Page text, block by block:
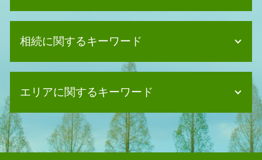
債務整理 デメリット クレジットカー
個人再生 バレる
任意整理 賃貸契約
債務整理 恥ずかしい
任意整理 相談
任意整理 デメリット
自己破産 車
相続に関するキーワード
遺産分割協議 難航
相続 相続人
相続 進まない
相続放棄 デメリット
エリアに関するキーワード
相続 司法書士 松原市
債務整理 司法書士 摂津市